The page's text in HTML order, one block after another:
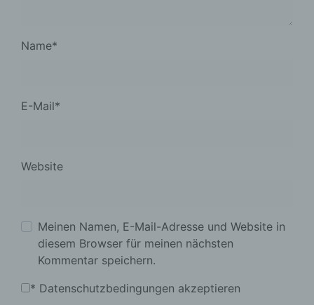
Name*
E-Mail*
Website
Meinen Namen, E-Mail-Adresse und Website in
diesem Browser für meinen nächsten
Kommentar speichern.
* Datenschutzbedingungen akzeptieren